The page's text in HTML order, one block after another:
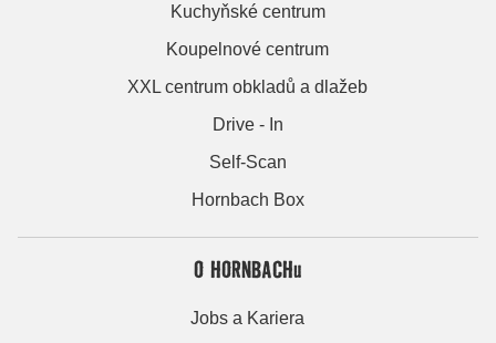
Kuchyňské centrum
Koupelnové centrum
XXL centrum obkladů a dlažeb
Drive - In
Self-Scan
Hornbach Box
O HORNBACHu
Jobs a Kariera